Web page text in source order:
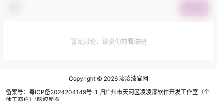
暂无讨论，说说你的看法吧
Copyright © 2026 凌凌漆官网
备案号：粤ICP备2024204149号-1 归广州市天河区凌凌漆软件开发工作室（个